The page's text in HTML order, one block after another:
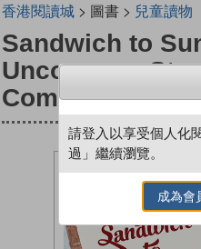
香港閱讀城> 圖書 > 兒童讀物
Sandwich to
Uncommon
Common Words
請登入以享受個人化
過」繼續瀏覽。
成為會